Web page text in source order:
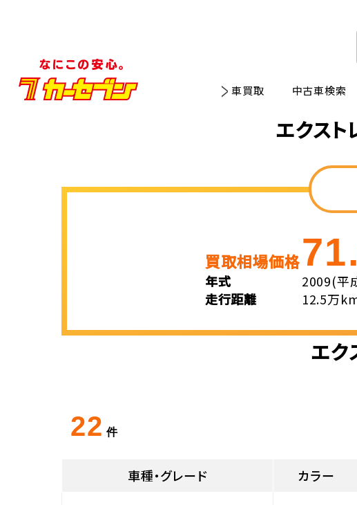
車買取 中古車検索
エクスト
買取相場価格
年式
2009(平
走行距離
12.5万
エク
22 件
車種・グレード カラー